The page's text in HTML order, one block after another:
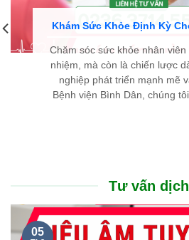
Khám Sức Khỏe Định Kỳ
Chăm sóc sức khỏe nhân
nhiệm, mà còn là chiến lược
nghiệp phát triển mạnh mẽ
Bệnh viện Bình Dân, chúng
Tư vấn
05